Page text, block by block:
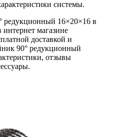
системы.
редукционный 16×20×16 в
магазине
доставкой и
90° редукционный
отзывы